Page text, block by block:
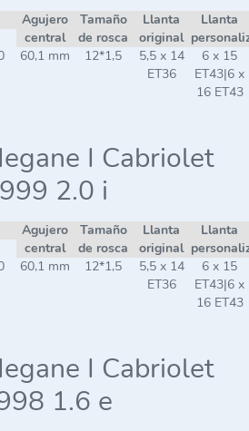
Agujero
central
Tamaño
de rosca
Llanta
original
Llanta
60,1 mm 12*1,5
5,5 x 14
ET36
6 x 15
ET43|6 x
16 ET43
I Cabriolet
2.0 i
Agujero
central
Tamaño
de rosca
Llanta
original
Llanta
60,1 mm 12*1,5
5,5 x 14
ET36
6 x 15
ET43|6 x
16 ET43
I Cabriolet
1.6 e